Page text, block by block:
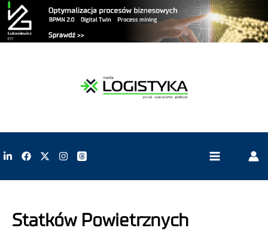
Statków Powietrznych